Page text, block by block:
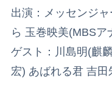
出演：メッセンジ
ら 玉巻映美(MBSア
ゲスト：川島明(麒
宏) あばれる君 吉田